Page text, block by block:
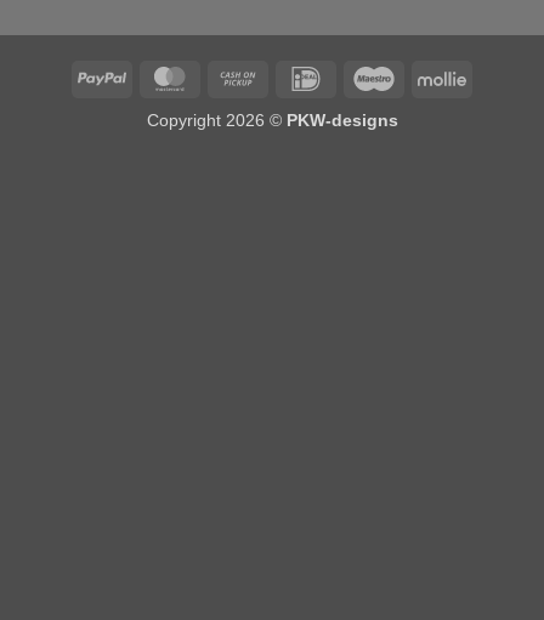
PayPal MasterCardCash
Pickup
IDeal Maestro Mollie
Copyright 2026 © PKW-designs